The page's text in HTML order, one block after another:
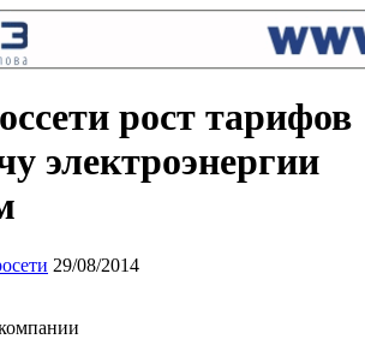
рост тарифов
электроэнергии
29/08/2014